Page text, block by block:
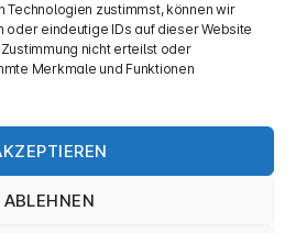
Technologien zustimmst, können wir
oder eindeutige IDs auf dieser Website
nicht erteilst oder
Merkmale und Funktionen
ABLEHNEN